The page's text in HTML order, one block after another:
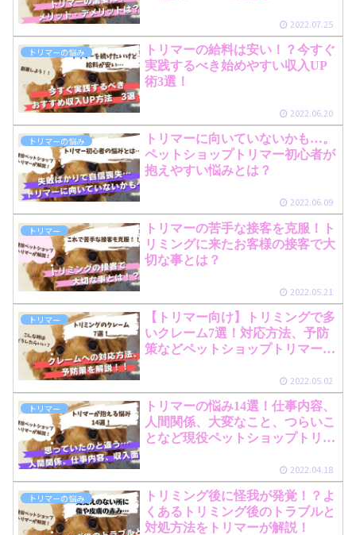
2022.07.25
トリマーの悩み
トリマーの給料は安い！？今すぐ
実践するべき始めやすい収入UP
術3選！
2022.06.20
トリマーの悩み
トリマーに向いていないかも…。
ペットショップトリマー初心者が
抱えやすい悩みとは？
2022.06.09
トリマー
トリマーの苦手な接客を克服！ト
リミングに来たお客様の接客で大
切な事とは？
2022.05.21
トリマー
【トリマー向け】トリミングで多
いクレーム7選！対応方法、予防
策などペットショップトリマーが
2022.05.02
トリマー
トリマーの悩み14選！仕事内容、
人間関係、大変なこと、つらいこ
となど現役ペットショップトリマ
2022.04.18
トリマーの悩み
トリミング後に怪我が発覚！？よ
くあるトリミング後のトラブルと
対処方法をトリマーが解説！